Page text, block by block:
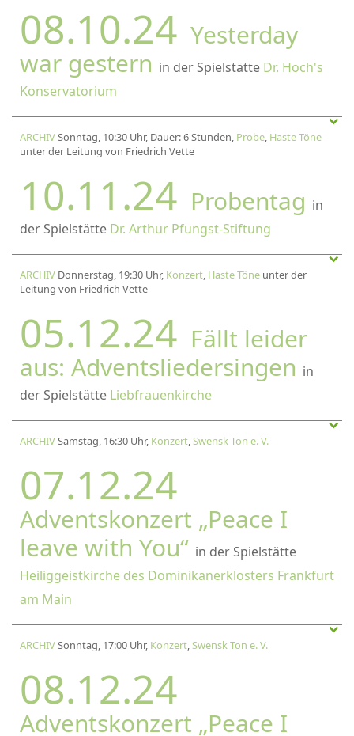
08.10.24 Yesterday
war gestern in der Spielstätte Dr. Hoch's
Konservatorium
ARCHIVSonntag, 10:30 Uhr, Dauer: 6 Stunden, Probe, Haste Töne
unter der Leitung von Friedrich Vette
10.11.24 Probentag in
der Spielstätte Dr. Arthur Pfungst-Stiftung
ARCHIV Donnerstag, 19:30 Uhr, Konzert, Haste Töne unter der
Leitung von Friedrich Vette
05.12.24 Fällt leider
aus: Adventsliedersingen in
der Spielstätte Liebfrauenkirche
ARCHIVSamstag, 16:30 Uhr, Konzert,Swensk Ton e. V.
07.12.24
Adventskonzert „Peace I
leave with You“ in der Spielstätte
Heiliggeistkirche des Dominikanerklosters Frankfurt
am Main
ARCHIVSonntag, 17:00 Uhr, Konzert,Swensk Ton e. V.
08.12.24
Adventskonzert „Peace I